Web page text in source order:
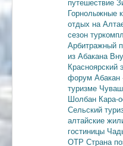
Горнолыжные
отдых на
сезон
Арбитражный
из Абакана
Красноярский
форум Абакан
туризме
Шолбан Кара-
Сельский
алтайские
гостиницы
ОТР Страна